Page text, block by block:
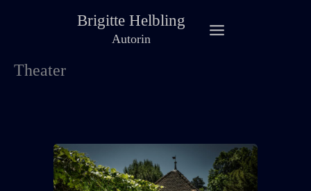
Brigitte Helbling
Autorin
Theater
2025
MASS
&